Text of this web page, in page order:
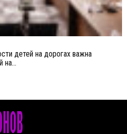
детей на дорогах важна
на...